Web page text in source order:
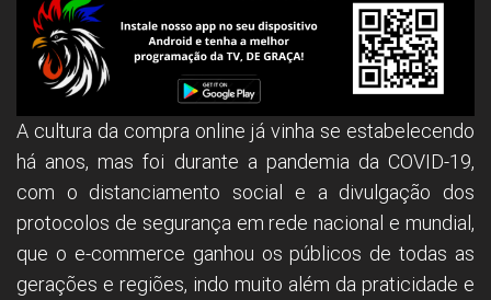
A cultura da compra online já vinha se estabelecendo
há anos, mas foi durante a pandemia da COVID-19,
com o distanciamento social e a divulgação dos
protocolos de segurança em rede nacional e mundial,
que o e-commerce ganhou os públicos de todas as
gerações e regiões, indo muito além da praticidade e